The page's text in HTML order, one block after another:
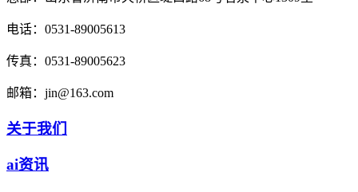
电话： 0531-89005613
传真： 0531-89005623
邮箱： jin@163.com
关于我们
ai资讯